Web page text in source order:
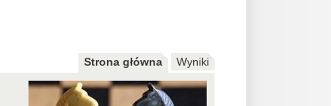
Strona główna Wyniki